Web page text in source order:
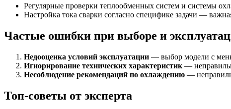
Регулярные проверки теплообменных систем и системы
Настройка тока сварки согласно специфике задачи —
Частые ошибки при выборе и
Недооценка условий эксплуатации — выбор модели с
Игнорирование технических характеристик —
Несоблюдение рекомендаций по охлаждению —
Топ-советы от эксперта